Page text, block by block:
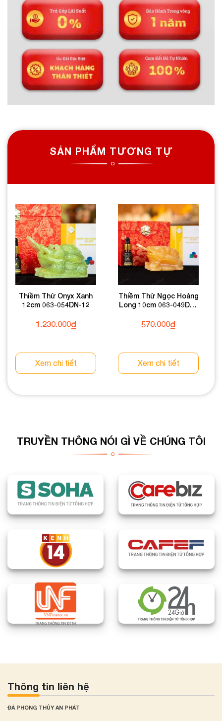
SẢN PHẨM TƯƠNG TỰ
Thiềm Thừ Onyx Xanh
12cm 063-054DN-12
1.230.000₫
Xem chi tiết
Thiềm Thừ Ngọc Hoàng
Long 10cm 063-049DN-
570.000₫
Xem chi tiết
TRUYỀN THÔNG NÓI GÌ VỀ CHÚNG TÔI
Thông tin liên hệ
ĐÁ PHONG THỦY AN PHÁT